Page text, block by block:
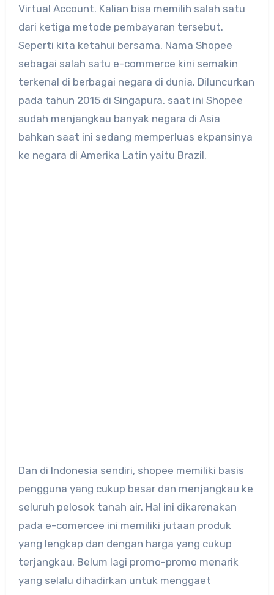
Virtual Account. Kalian bisa memilih salah satu
dari ketiga metode pembayaran tersebut.
Seperti kita ketahui bersama, Nama Shopee
sebagai salah satu e-commerce kini semakin
terkenal di berbagai negara di dunia. Diluncurkan
pada tahun 2015 di Singapura, saat ini Shopee
sudah menjangkau banyak negara di Asia
bahkan saat ini sedang memperluas ekpansinya
ke negara di Amerika Latin yaitu Brazil.
Dan di Indonesia sendiri, shopee memiliki basis
pengguna yang cukup besar dan menjangkau ke
seluruh pelosok tanah air. Hal ini dikarenakan
pada e-comercee ini memiliki jutaan produk
yang lengkap dan dengan harga yang cukup
terjangkau. Belum lagi promo-promo menarik
yang selalu dihadirkan untuk menggaet